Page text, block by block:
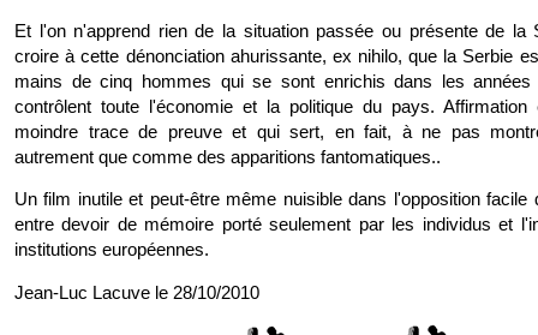
Et l'on n'apprend rien de la situation passée ou présente de la
croire à cette dénonciation ahurissante, ex nihilo, que la Serbie
mains de cinq hommes qui se sont enrichis dans les
contrôlent toute l'économie et la politique du pays. Affirmation
moindre trace de preuve et qui sert, en fait, à ne pas
autrement que comme des apparitions fantomatiques..
Un film inutile et peut-être même nuisible dans l'opposition facile
entre devoir de mémoire porté seulement par les individus et
institutions européennes.
Jean-Luc Lacuve le 28/10/2010